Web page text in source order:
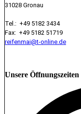
31028 Gronau
Tel.: +49 5182 3434
Fax: +49 5182 51719
reifenmai@t-online.de
Unsere Öffnungszeiten